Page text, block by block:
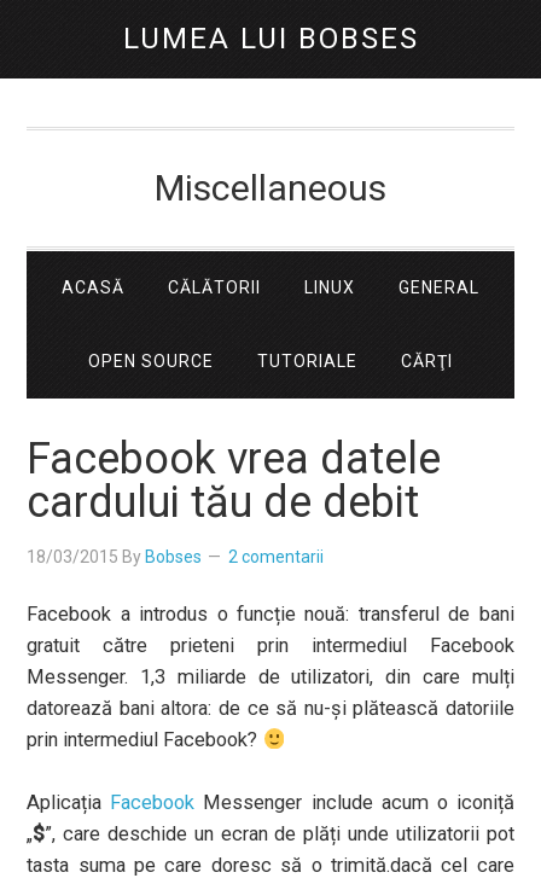
LUMEA LUI BOBSES
Miscellaneous
ACASĂ CĂLĂTORII LINUX GENERAL
OPEN SOURCE TUTORIALE CĂRŢI
Facebook vrea datele
cardului tău de debit
18/03/2015 By Bobses 2 comentarii
Facebook a introdus o funcție nouă: transferul de bani
gratuit către prieteni prin intermediul Facebook
Messenger. 1,3 miliarde de utilizatori, din care mulți
datorează bani altora: de ce să nu-și plătească datoriile
prin intermediul Facebook?
Aplicația Facebook Messenger include acum o iconiță
„$”, care deschide un ecran de plăți unde utilizatorii pot
tasta suma pe care doresc să o trimită.dacă cel care